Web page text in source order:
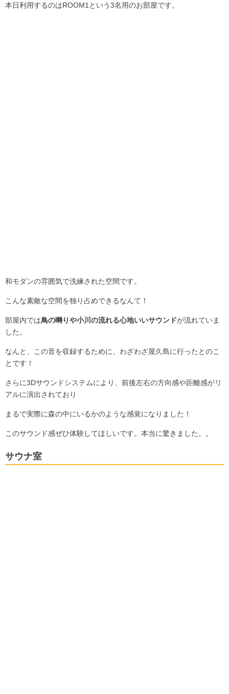
本日利用するのはROOM1という3名用のお部屋です。
和モダンの雰囲気で洗練された空間です。
こんな素敵な空間を独り占めできるなんて！
部屋内では鳥の囀りや小川の流れる心地いいサウンドが流れていま
した。
なんと、この音を収録するために、わざわざ屋久島に行ったとのこ
とです！
さらに3Dサウンドシステムにより、前後左右の方向感や距離感がリ
アルに演出されており
まるで実際に森の中にいるかのような感覚になりました！
このサウンド感ぜひ体験してほしいです。本当に驚きました。。
サウナ室